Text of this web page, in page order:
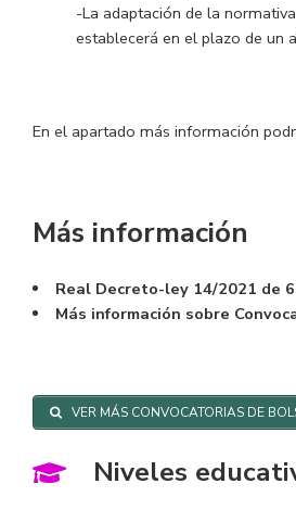
-La adaptación de la
establecerá en el plazo de un
En el apartado más información
Más información
Real Decreto-ley 14/2021 de
Más información sobre
VER MÁS CONVOCATORIAS DE
Niveles